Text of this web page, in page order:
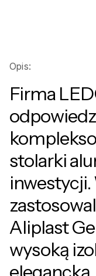
Opis:
Firma
stolarki
Aliplast
wysoką